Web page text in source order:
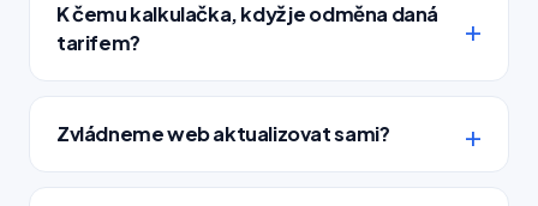
K čemu kalkulačka, když je odměna daná
tarifem?
Zvládneme web aktualizovat sami?